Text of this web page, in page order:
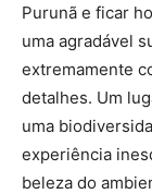
Purunã e ficar
uma agradável
extremamente
detalhes. Um
uma
experiência
beleza do